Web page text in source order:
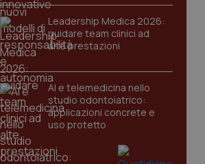
Leadership Medica 2026:
guidare team clinici ad
alte prestazioni
AI e telemedicina nello
studio odontoiatrico:
applicazioni concrete e
uso protetto